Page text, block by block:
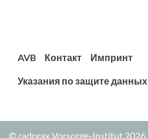
AVB Контакт Импринт
Указания по защите данных
© radprax Vorsorge-Institut 2026